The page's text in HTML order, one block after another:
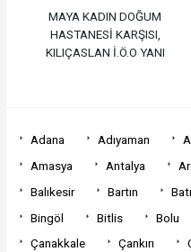
MAYA KADIN DOĞUM
HASTANESİ KARŞISI,
KILIÇASLAN İ.Ö.O YANI
Adana Adıyaman
Amasya
Antalya
Balıkesir
Bartın
Bingöl
Bitlis Bolu
Çanakkale
Çankırı